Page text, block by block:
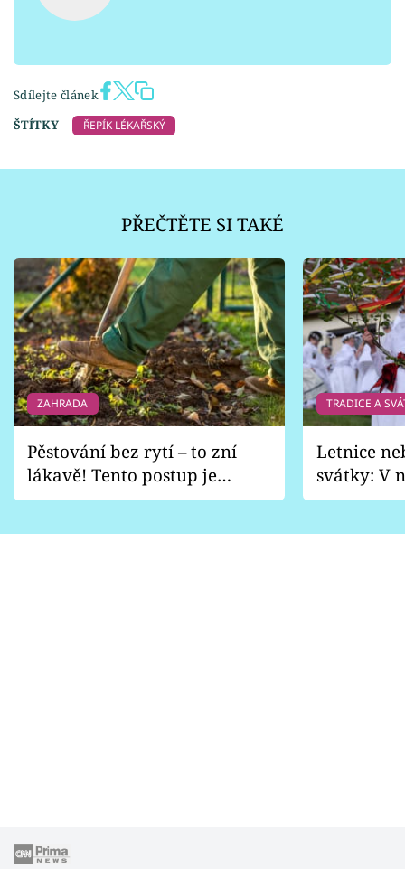
Sdílejte článek
ŠTÍTKY
ŘEPÍK LÉKAŘSKÝ
PŘEČTĚTE SI TAKÉ
ZAHRADA
Pěstování bez rytí – to zní
lákavě! Tento postup je
vhodný jen pro některé
TRADICE A
Letnice
svátky: V
pondělí